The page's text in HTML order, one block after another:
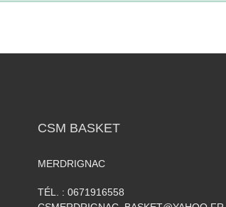
CSM BASKET
MERDRIGNAC
TÉL. : 0671916558